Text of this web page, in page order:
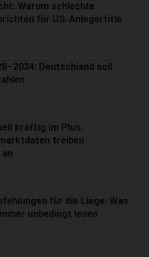
Warum schlechte
für US-Anlegertitle
Deutschland soll
kräftig im Plus:
treiben
für die Liege: Was
unbedingt lesen